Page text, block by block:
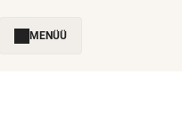
MENÜÜ